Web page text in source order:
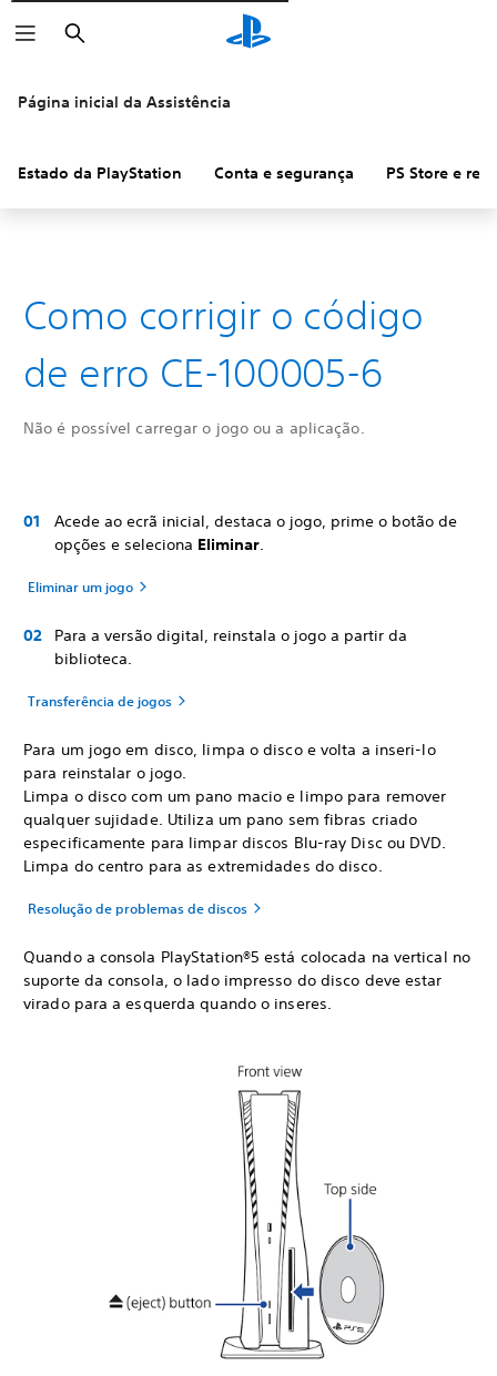
Pesquisar
Página inicial da Assistência
Estado da PlayStation Conta e segurança PS Store e
Como corrigir o código
de erro CE-100005-6
Não é possível carregar o jogo ou a aplicação.
Acede ao ecrã inicial, destaca o jogo, prime o botão de
opções e seleciona Eliminar.
Eliminar um jogo
Para a versão digital, reinstala o jogo a partir da
biblioteca.
Transferência de jogos
Para um jogo em disco, limpa o disco e volta a inseri-lo
para reinstalar o jogo.
Limpa o disco com um pano macio e limpo para remover
qualquer sujidade. Utiliza um pano sem fibras criado
especificamente para limpar discos Blu-ray Disc ou DVD.
Limpa do centro para as extremidades do disco.
Resolução de problemas de discos
Quando a consola PlayStation®5 está colocada na vertical no
suporte da consola, o lado impresso do disco deve estar
virado para a esquerda quando o inseres.